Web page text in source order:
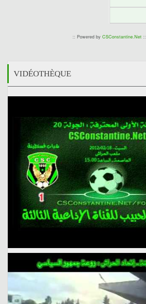
:: Powered by CSConstantine.Net::
VIDÉOTHÈQUE